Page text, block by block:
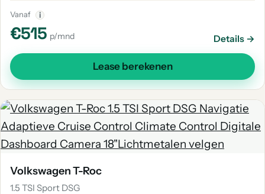
Vanaf i
€515 p/mnd Details →
Lease berekenen
Volkswagen T-Roc
1.5 TSI Sport DSG